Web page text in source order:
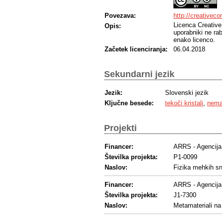
Povezava:
http://
Opis:
Licenca
uporabniki ne
enako licenco.
Začetek licenciranja:
06.04.2018
Sekundarni jezik
Jezik:
Slovenski jezik
Ključne besede:
tekoči kristali
Projekti
Financer:
ARRS -
Številka projekta:
P1-0099
Naslov:
Fizika mehkih
Financer:
ARRS -
Številka projekta:
J1-7300
Naslov:
Metamateriali